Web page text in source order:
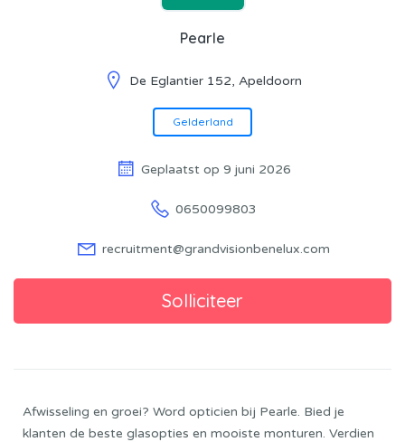
Pearle
De Eglantier 152, Apeldoorn
Gelderland
Geplaatst op 9 juni 2026
0650099803
recruitment@grandvisionbenelux.com
Afwisseling en groei? Word opticien bij Pearle. Bied je
klanten de beste glasopties en mooiste monturen. Verdien